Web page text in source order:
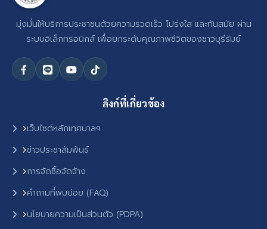
มุ่งมั่นให้บริการประชาชนด้วยความรวดเร็ว โปร่งใส และทันสมัย ผ่าน
ระบบอิเล็กทรอนิกส์ เพื่อยกระดับคุณภาพชีวิตของชาวบุรีรัมย์
ลิงก์ที่เกี่ยวข้อง
เว็บไซต์หลักเทศบาลฯ
ข่าวประชาสัมพันธ์
การจัดซื้อจัดจ้าง
คำถามที่พบบ่อย (FAQ)
นโยบายความเป็นส่วนตัว (PDPA)